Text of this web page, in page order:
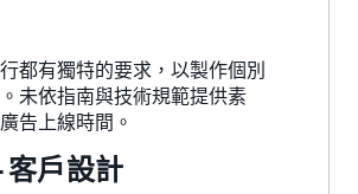
都有獨特的要求，以製作個別
未依指南與技術規範提供素
告上線時間。
客戶設計